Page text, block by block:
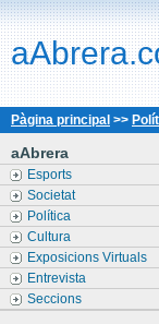
Pàgina principal >>
aAbrera
Esports
Societat
Política
Cultura
Exposicions Virtuals
Entrevista
Seccions